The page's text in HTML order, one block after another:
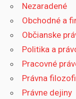
Nezaradené
Obchodné a
Občianske
Politika a
Pracovné
Právna
Právne dejiny